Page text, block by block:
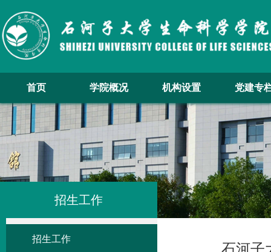
首页 学院概况 机构设置 党建专
招生工作
招生工作